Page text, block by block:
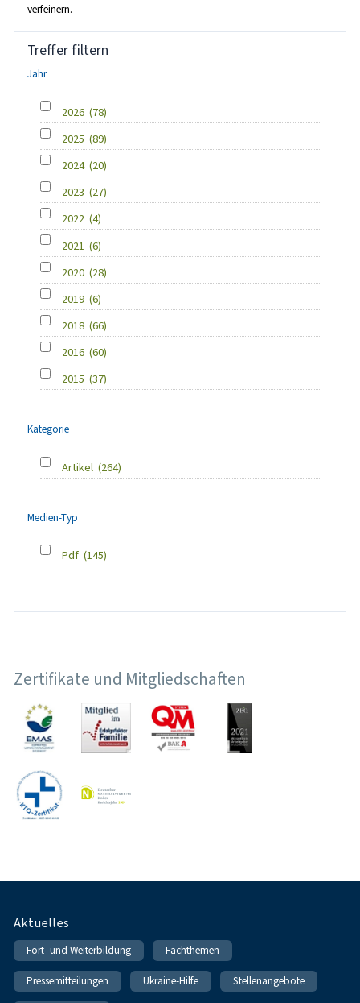
verfeinern.
Treffer filtern
Jahr
2026 (78)
2025 (89)
2024 (20)
2023 (27)
2022 (4)
2021 (6)
2020 (28)
2019 (6)
2018 (66)
2016 (60)
2015 (37)
Kategorie
Artikel (264)
Medien-Typ
Pdf (145)
Zertifikate und Mitgliedschaften
Fußnavigation
Aktuelles
Fort- und Weiterbildung Fachthemen
Pressemitteilungen Ukraine-Hilfe Stellenangebote